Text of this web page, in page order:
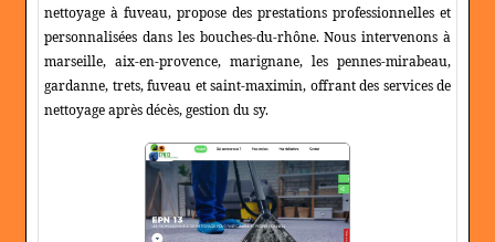
nettoyage à fuveau, propose des prestations professionnelles et
personnalisées dans les bouches-du-rhône. Nous intervenons à
marseille, aix-en-provence, marignane, les pennes-mirabeau,
gardanne, trets, fuveau et saint-maximin, offrant des services de
nettoyage après décès, gestion du sy.